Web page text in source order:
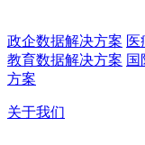
政企数据解决方案 医
教育数据解决方案 国
方案
关于我们